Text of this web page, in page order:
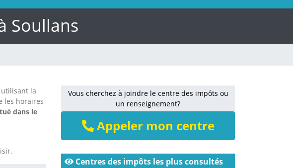
Soullans
utilisant la
les horaires
dans le
Vous cherchez à joindre le centre des impôts ou
un renseignement?
Appeler mon centre
Centres des impôts les plus consultés